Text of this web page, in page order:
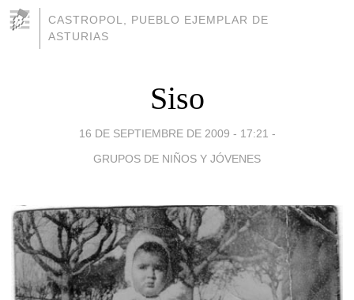
CASTROPOL, PUEBLO EJEMPLAR DE
ASTURIAS
Siso
16 DE SEPTIEMBRE DE 2009 - 17:21 -
GRUPOS DE NIÑOS Y JÓVENES